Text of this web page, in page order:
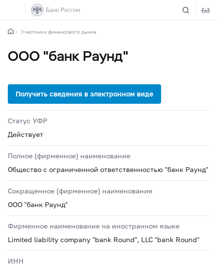
Участники финансового рынка
ООО "банк Раунд"
Статус УФР
Действует
Полное (фирменное) наименование
Общество с ограниченной ответственностью "банк Раунд"
Сокращенное (фирменное) наименование
ООО "банк Раунд"
Фирменное наименование на иностранном языке
Limited liability company "bank Round", LLC "bank Round"
ИНН